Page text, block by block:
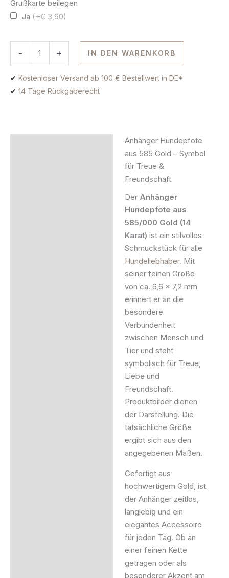
Grußkarte beilegen
Ja (+€ 3,90)
- + IN DEN WARENKORB
✔ Kostenloser Versand ab 100 € Bestellwert in DE*
✔ 14 Tage Rückgaberecht
Anhänger Hundepfote
aus 585 Gold – Symbol
für Treue &
Freundschaft
Der Anhänger
Hundepfote aus
585/000 Gold (14
Karat) ist ein stilvolles
Schmuckstück für alle
Hundeliebhaber. Mit
seiner feinen Größe
von ca. 6,6 x 7,2 mm
erinnert er an die
besondere
Verbundenheit
zwischen Mensch und
Tier und steht
symbolisch für Treue,
Liebe und
Freundschaft.
Produktbilder dienen
der Darstellung. Die
tatsächliche Größe
ergibt sich aus den
angegebenen Maßen.
Gefertigt aus
hochwertigem Gold, ist
der Anhänger zeitlos,
langlebig und ein
elegantes Accessoire
für jeden Tag. Ob an
einer feinen Kette
getragen oder als
besonderer Akzent am